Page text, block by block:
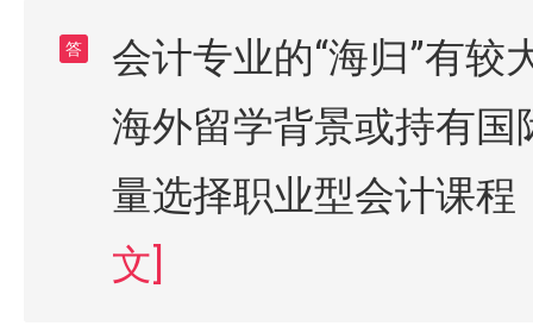
答
会计专业的“海归”有
海外留学背景或持有
量选择职业型会计课
文]